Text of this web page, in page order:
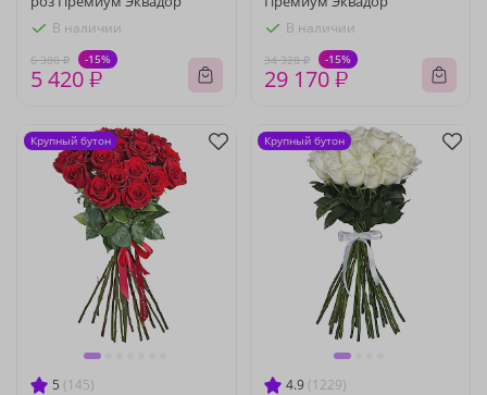
В наличии
6 380 ₽ -15%
5 420 ₽
В наличии
34 320 ₽ -15%
29 170 ₽
5 (145)
Крупный бутон
4.9 (1229)
Крупный бутон